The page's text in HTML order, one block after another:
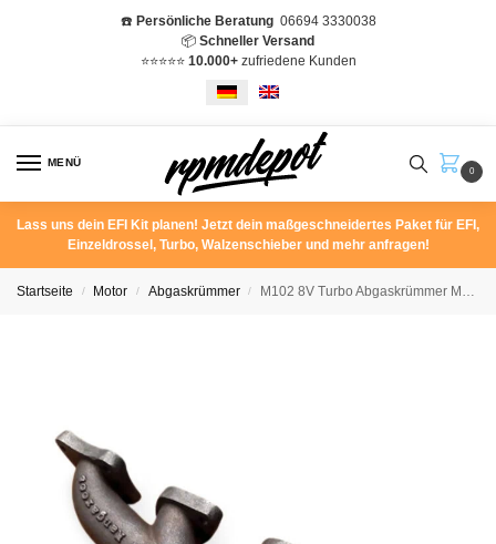
☎️ Persönliche Beratung06694 3330038
📦 Schneller Versand
⭐️⭐️⭐️⭐️⭐️ 10.000+zufriedene Kunden
MENÜ
0
Lass uns dein EFI Kit planen! Jetzt dein maßgeschneidertes Paket für EFI,
Einzeldrossel, Turbo, Walzenschieber und mehr anfragen!
Startseite / Motor / Abgaskrümmer / M102 8V Turbo Abgaskrümmer Mercedes W201 190E W124 W123